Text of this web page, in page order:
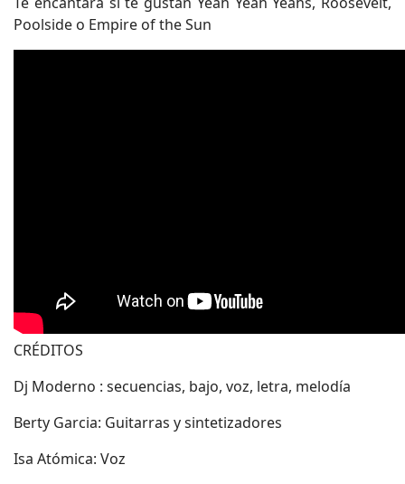
Poolside o Empire of the Sun
CRÉDITOS
Dj Moderno : secuencias, bajo, voz, letra, melodía
Berty Garcia: Guitarras y sintetizadores
Isa Atómica: Voz